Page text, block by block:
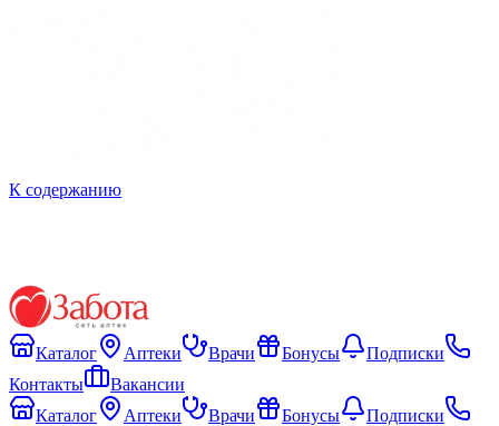
К содержанию
Каталог Аптеки Врачи Бонусы
Подписки
Контакты
Вакансии
Каталог
Аптеки Врачи Бонусы
Подписки